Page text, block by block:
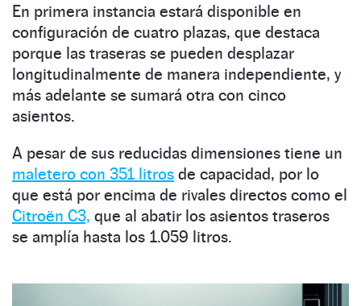
En primera instancia estará disponible en
configuración de cuatro plazas, que destaca
porque las traseras se pueden desplazar
longitudinalmente de manera independiente, y
más adelante se sumará otra con cinco
asientos.
A pesar de sus reducidas dimensiones tiene un
maletero con 351 litros de capacidad, por lo
que está por encima de rivales directos como el
Citroën C3, que al abatir los asientos traseros
se amplía hasta los 1.059 litros.